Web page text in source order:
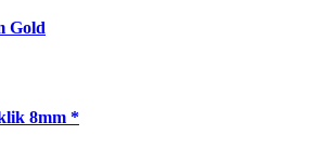
Gold
8mm *